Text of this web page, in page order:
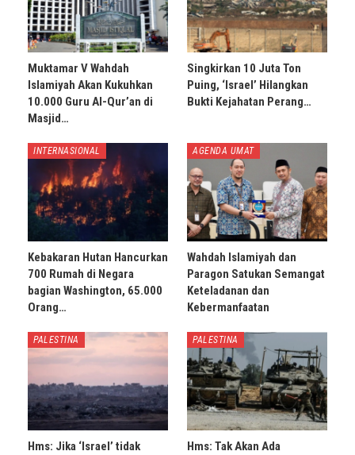
Muktamar V Wahdah
Islamiyah Akan Kukuhkan
10.000 Guru Al-Qur’an di
Masjid…
Singkirkan 10 Juta Ton
Puing, ‘Israel’ Hilangkan
Bukti Kejahatan Perang…
INTERNASIONAL
Kebakaran Hutan Hancurkan
700 Rumah di Negara
bagian Washington, 65.000
Orang…
AGENDA UMAT
Wahdah Islamiyah dan
Paragon Satukan Semangat
Keteladanan dan
Kebermanfaatan
PALESTINA
Hms: Jika ‘Israel’ tidak
PALESTINA
Hms: Tak Akan Ada